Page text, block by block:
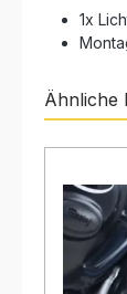
1x
Ähnliche